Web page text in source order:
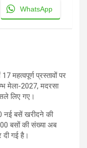
WhatsApp
महत्वपूर्ण प्रस्तावों पर
मेला-2027, मदरसा
लिए गए।
नई बसें खरीदने की
बसों की संख्या अब
गई है।